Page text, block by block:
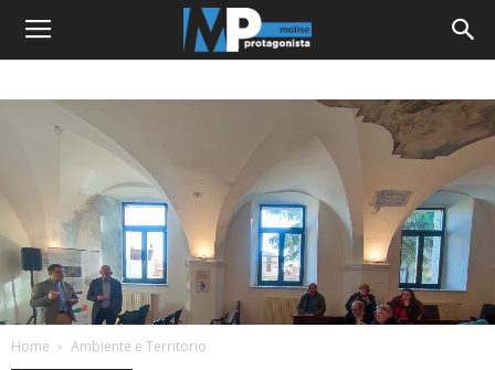
Home Ambiente e Territorio